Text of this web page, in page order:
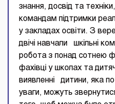
знання, досвід та
командам підтримки
у закладах освіти. З
двічі навчали шкільні
робота з понад сотнею
фахівці у школах та
виявленні дитини, яка
уваги, можуть